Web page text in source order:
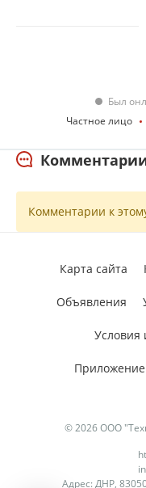
Был
Частное лицо
Комментарии к
© 2026 ООО
Адрес: ДНР,
Карта сайта
Объявления
Условия